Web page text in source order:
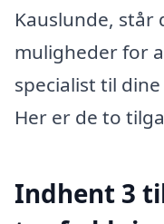
Kauslunde,
muligheder for
specialist til
Her er de to
Indhent 3